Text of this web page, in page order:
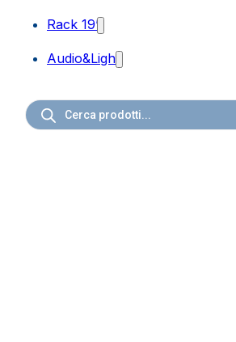
Rack 19”
Audio&Light
Ricerca
prodotti